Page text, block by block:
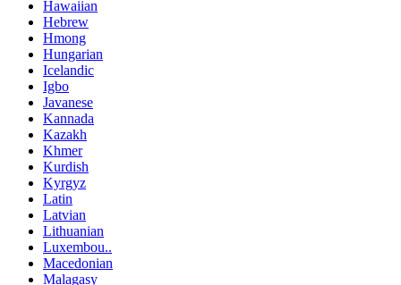
Hawaiian
Hebrew
Hmong
Hungarian
Icelandic
Igbo
Javanese
Kannada
Kazakh
Khmer
Kurdish
Kyrgyz
Latin
Latvian
Lithuanian
Luxembou..
Macedonian
Malagasy